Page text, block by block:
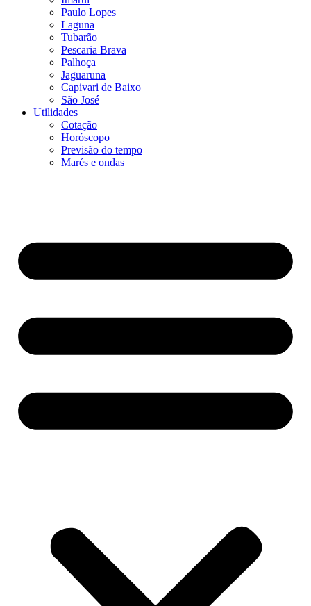
Paulo Lopes
Laguna
Tubarão
Pescaria Brava
Palhoça
Jaguaruna
Capivari de Baixo
São José
Utilidades
Cotação
Horóscopo
Previsão do tempo
Marés e ondas